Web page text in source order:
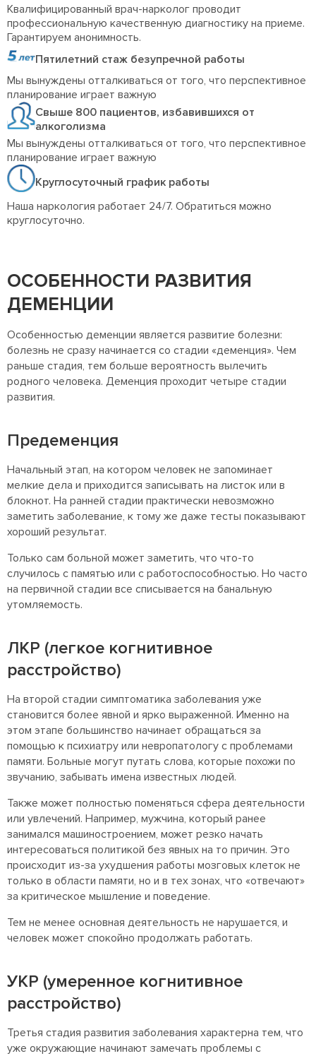
Квалифицированный врач-нарколог проводит
профессиональную качественную диагностику на приеме.
Гарантируем анонимность.
Пятилетний стаж безупречной работы
Мы вынуждены отталкиваться от того, что перспективное
планирование играет важную
Свыше 800 пациентов, избавившихся от
алкоголизма
Мы вынуждены отталкиваться от того, что перспективное
планирование играет важную
Круглосуточный график работы
Наша наркология работает 24/7. Обратиться можно
круглосуточно.
ОСОБЕННОСТИ РАЗВИТИЯ
ДЕМЕНЦИИ
Особенностью деменции является развитие болезни:
болезнь не сразу начинается со стадии «деменция». Чем
раньше стадия, тем больше вероятность вылечить
родного человека. Деменция проходит четыре стадии
развития.
Предеменция
Начальный этап, на котором человек не запоминает
мелкие дела и приходится записывать на листок или в
блокнот. На ранней стадии практически невозможно
заметить заболевание, к тому же даже тесты показывают
хороший результат.
Только сам больной может заметить, что что-то
случилось с памятью или с работоспособностью. Но часто
на первичной стадии все списывается на банальную
утомляемость.
ЛКР (легкое когнитивное
расстройство)
На второй стадии симптоматика заболевания уже
становится более явной и ярко выраженной. Именно на
этом этапе большинство начинает обращаться за
помощью к психиатру или невропатологу с проблемами
памяти. Больные могут путать слова, которые похожи по
звучанию, забывать имена известных людей.
Также может полностью поменяться сфера деятельности
или увлечений. Например, мужчина, который ранее
занимался машиностроением, может резко начать
интересоваться политикой без явных на то причин. Это
происходит из-за ухудшения работы мозговых клеток не
только в области памяти, но и в тех зонах, что «отвечают»
за критическое мышление и поведение.
Тем не менее основная деятельность не нарушается, и
человек может спокойно продолжать работать.
УКР (умеренное когнитивное
расстройство)
Третья стадия развития заболевания характерна тем, что
уже окружающие начинают замечать проблемы с